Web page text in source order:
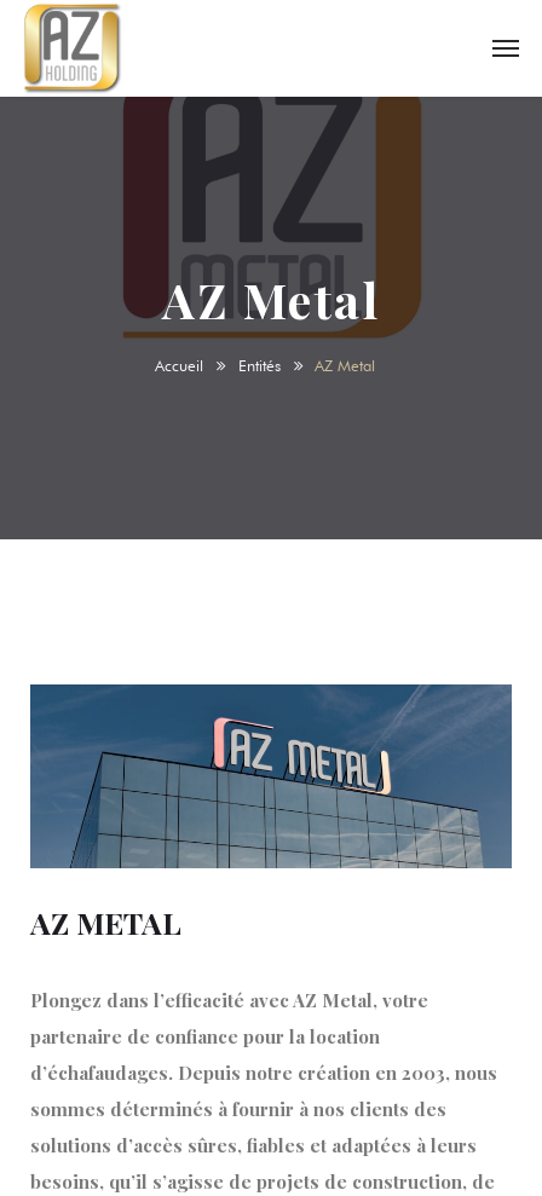
AZ Metal
Accueil Entités AZ Metal
AZ METAL
Plongez dans l’efficacité avec AZ Metal, votre
partenaire de confiance pour la location
d’échafaudages. Depuis notre création en 2003, nous
sommes déterminés à fournir à nos clients des
solutions d’accès sûres, fiables et adaptées à leurs
besoins, qu’il s’agisse de projets de construction, de